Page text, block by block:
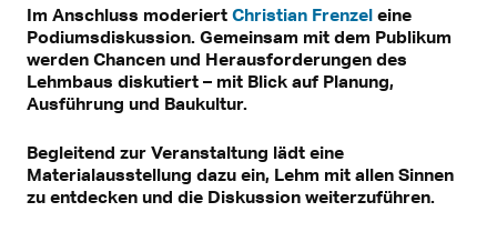
Im Anschluss moderiert Christian Frenzel eine
Podiumsdiskussion. Gemeinsam mit dem Publikum
werden Chancen und Herausforderungen des
Lehmbaus diskutiert – mit Blick auf Planung,
Ausführung und Baukultur.
Begleitend zur Veranstaltung lädt eine
Materialausstellung dazu ein, Lehm mit allen Sinnen
zu entdecken und die Diskussion weiterzuführen.